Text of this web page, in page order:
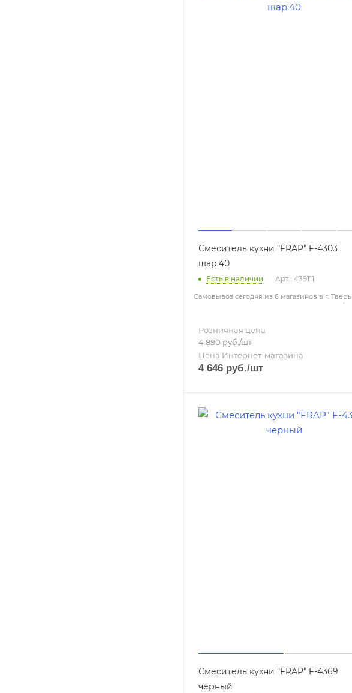
Смеситель кухни "FRAP" F-4303
шар.40
Есть в наличии Арт.: 439111
Самовывоз сегодня из 6 магазинов в г. Тверь
Розничная цена
4 890руб./шт
Цена Интернет-магазина
4 646 руб./шт
Смеситель кухни "FRAP" F-4369
черный